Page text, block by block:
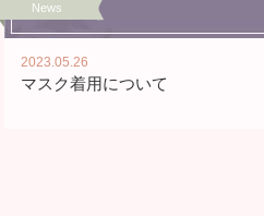
News
2023.05.26
マスク着用について